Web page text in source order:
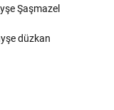
Şaşmazel
düzkan